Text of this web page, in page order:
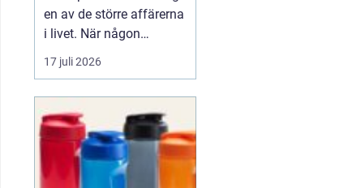
en av de större affärerna
i livet. När någon
funderar på att köpa
Renault Skåne
17 juli 2026